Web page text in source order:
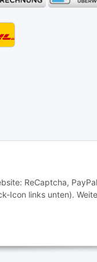
ReCaptcha, PayPal
Icon links unten).